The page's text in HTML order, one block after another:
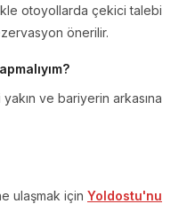
otoyollarda çekici talebi
önerilir.
ve bariyerin arkasına
ulaşmak için Yoldostu'nu